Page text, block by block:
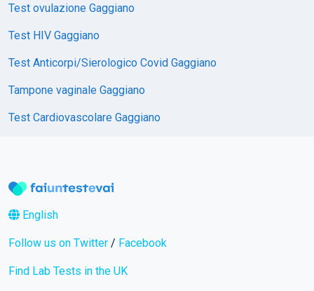
Test ovulazione Gaggiano
Test HIV Gaggiano
Test Anticorpi/Sierologico Covid Gaggiano
Tampone vaginale Gaggiano
Test Cardiovascolare Gaggiano
English
Follow us on Twitter / Facebook
Find Lab Tests in the UK